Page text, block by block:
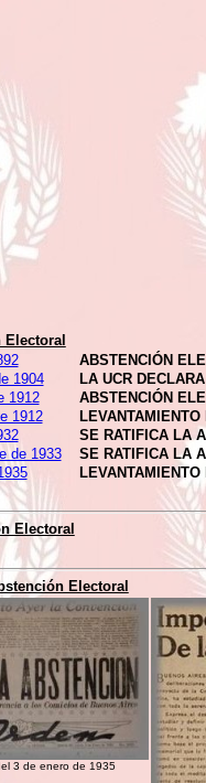
ABSTENCIÓN
1904
LA UCR
1912
ABSTENCIÓN
1912
SE RATIFICA LA
de 1933
SE RATIFICA LA
Electoral
Electoral
3 de enero de 1935